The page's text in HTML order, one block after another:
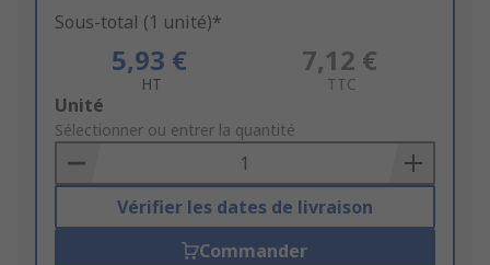
Sous-total (1 unité)*
5,93 €
HT
7,12 €
TTC
Add
to
Basket
Unité
Sélectionner ou entrer la quantité
Vérifier les dates de livraison
Commander